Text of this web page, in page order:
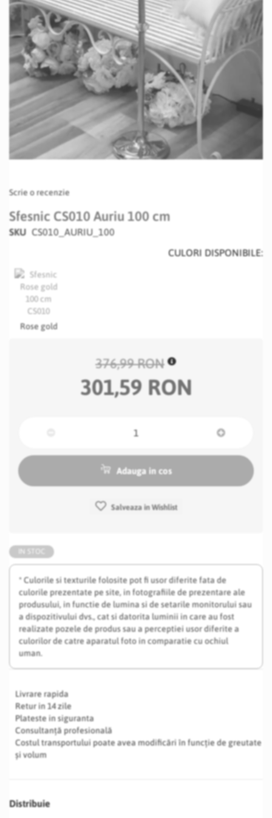
to
the
beginning
of
gallery
Scrie o recenzie
Sfesnic CS010 Auriu 100 cm
SKU CS010_AURIU_100
* Culorile si texturile folosite pot fi usor diferite fata de
culorile prezentate pe site, in fotografiile de prezentare ale
produsului, in functie de lumina si de setarile monitorului sau
a dispozitivului dvs., cat si datorita luminii in care au fost
realizate pozele de produs sau a perceptiei usor diferite a
culorilor de catre aparatul foto in comparatie cu ochiul
uman.
Livrare rapida
Retur in 14 zile
Plateste in siguranta
Consultanță profesională
Costul transportului poate avea modificări în funcție de greutate
și volum
Distribuie
CULORI DISPONIBILE:
Rose gold
376,99 RON
301,59 RON
Adauga in cos
Salveaza in Wishlist